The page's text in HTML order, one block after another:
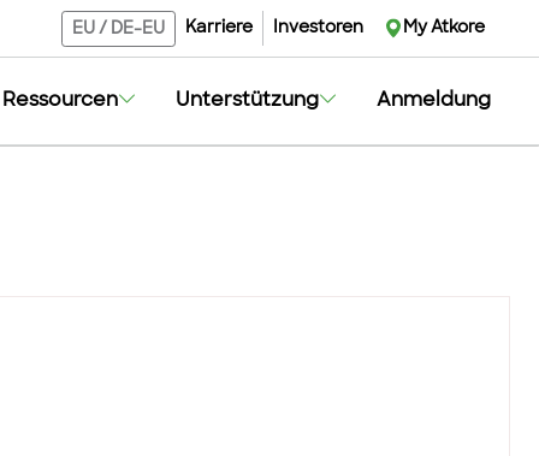
EU / DE-EU Karriere Investoren My Atkore
Ressourcen Unterstützung Anmeldung